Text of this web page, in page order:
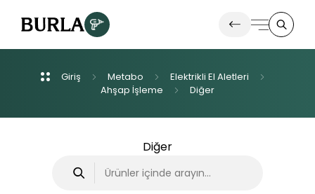
Ürünlerimiz
Giriş Metabo Elektrikli El Aletleri
Ahşap İşleme Diğer
Diğer